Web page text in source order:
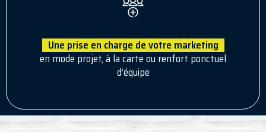
Une prise en charge de votre marketing
en mode projet, à la carte ou renfort ponctuel
d’équipe